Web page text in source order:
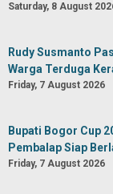
Saturday, 8 August
Rudy Susmanto
Warga Terduga
Friday, 7 August 2026
Bupati Bogor Cup
Pembalap Siap
Friday, 7 August 2026